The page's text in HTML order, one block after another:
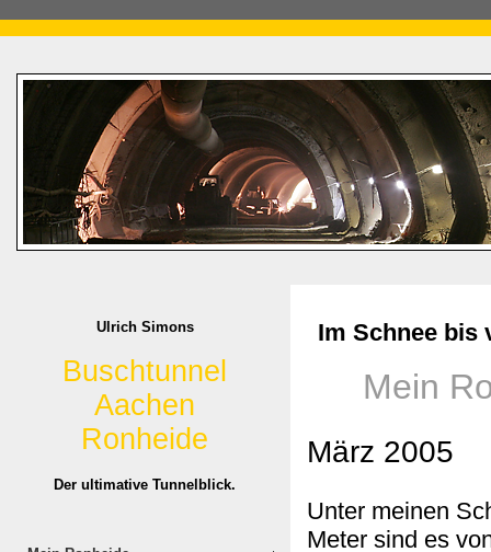
Ulrich Simons
Buschtunnel
Aachen
Ronheide
Der ultimative Tunnelblick.
Im Schnee bis
Mein
März 2005
Unter meinen
Meter sind es